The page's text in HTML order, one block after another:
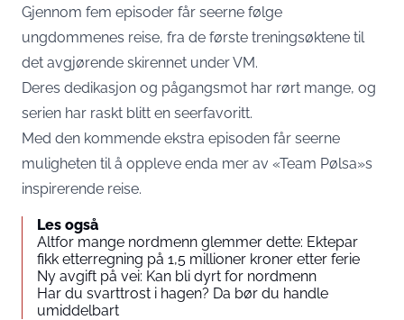
Gjennom fem episoder får seerne følge
ungdommenes reise, fra de første treningsøktene til
det avgjørende skirennet under VM.
Deres dedikasjon og pågangsmot har rørt mange, og
serien har raskt blitt en seerfavoritt.​
Med den kommende ekstra episoden får seerne
muligheten til å oppleve enda mer av «Team Pølsa»s
inspirerende reise.
Les også
Altfor mange nordmenn glemmer dette: Ektepar
fikk etterregning på 1,5 millioner kroner etter ferie
Ny avgift på vei: Kan bli dyrt for nordmenn
Har du svarttrost i hagen? Da bør du handle
umiddelbart